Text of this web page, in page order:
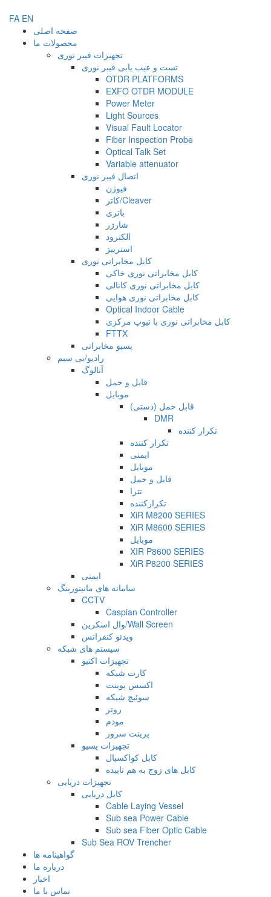
FA EN
صفحه اصلی
محصولات ما
تجهیزات فیبر نوری
تست و عیب یابی فیبر نوری
OTDR PLATFORMS
EXFO OTDR MODULE
Power Meter
Light Sources
Visual Fault Locator
Fiber Inspection Probe
Optical Talk Set
Variable attenuator
اتصال فیبر نوری
فیوژن
کاتر/Cleaver
باتری
شارژر
الکترود
استریپز
کابل مخابراتی نوری
کابل مخابراتی نوری خاکی
کابل مخابراتی نوری کانالی
کابل مخابراتی نوری هوایی
Optical Indoor Cable
کابل مخابراتی نوری با تیوپ مرکزی
FTTX
پسیو مخابراتی
رادیو/بی سیم
آنالوگ
قابل و حمل
موبایل
قابل حمل (دستی)
DMR
تکرار کننده
تکرار کننده
ایمنی
موبایل
قابل و حمل
تترا
تکرارکننده
XiR M8200 SERIES
XiR M8600 SERIES
موبایل
XIR P8600 SERIES
XiR P8200 SERIES
ایمنی
سامانه های مانیتورینگ
CCTV
Caspian Controller
وال اسکرین/Wall Screen
ویدئو کنفرانس
سیستم های شبکه
تجهیزات اکتیو
کارت شبکه
اکسس پوینت
سوئیچ شبکه
روتر
مودم
پرینت سرور
تجهیزات پسیو
کابل کواکسیال
کابل های زوج به هم تابیده
تجهیزات دریایی
کابل دریایی
Cable Laying Vessel
Sub sea Power Cable
Sub sea Fiber Optic Cable
Sub Sea ROV Trencher
گواهینامه ها
درباره ما
اخبار
تماس با ما